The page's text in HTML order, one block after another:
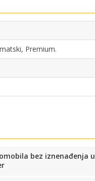
Premium.
bez iznenađenja u